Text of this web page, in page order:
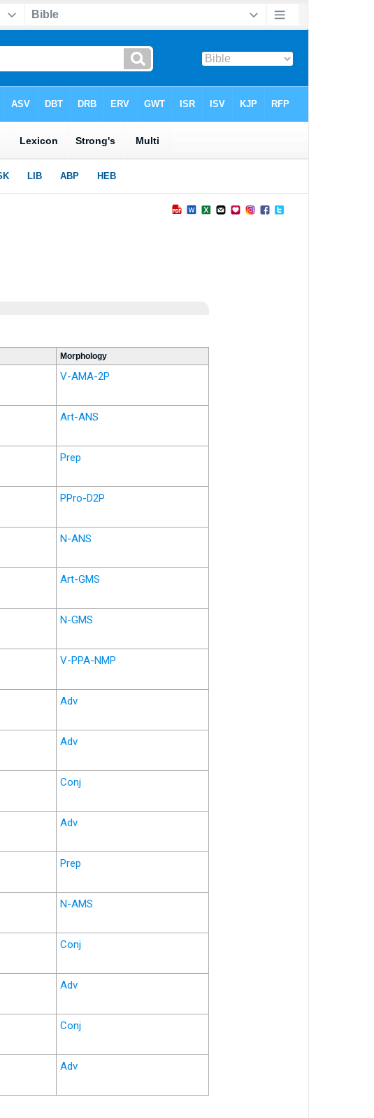
Morphology
V-AMA-2P
Art-ANS
Prep
PPro-D2P
N-ANS
Art-GMS
N-GMS
V-PPA-NMP
Adv
Adv
Conj
Adv
Prep
N-AMS
Conj
Adv
Conj
Adv